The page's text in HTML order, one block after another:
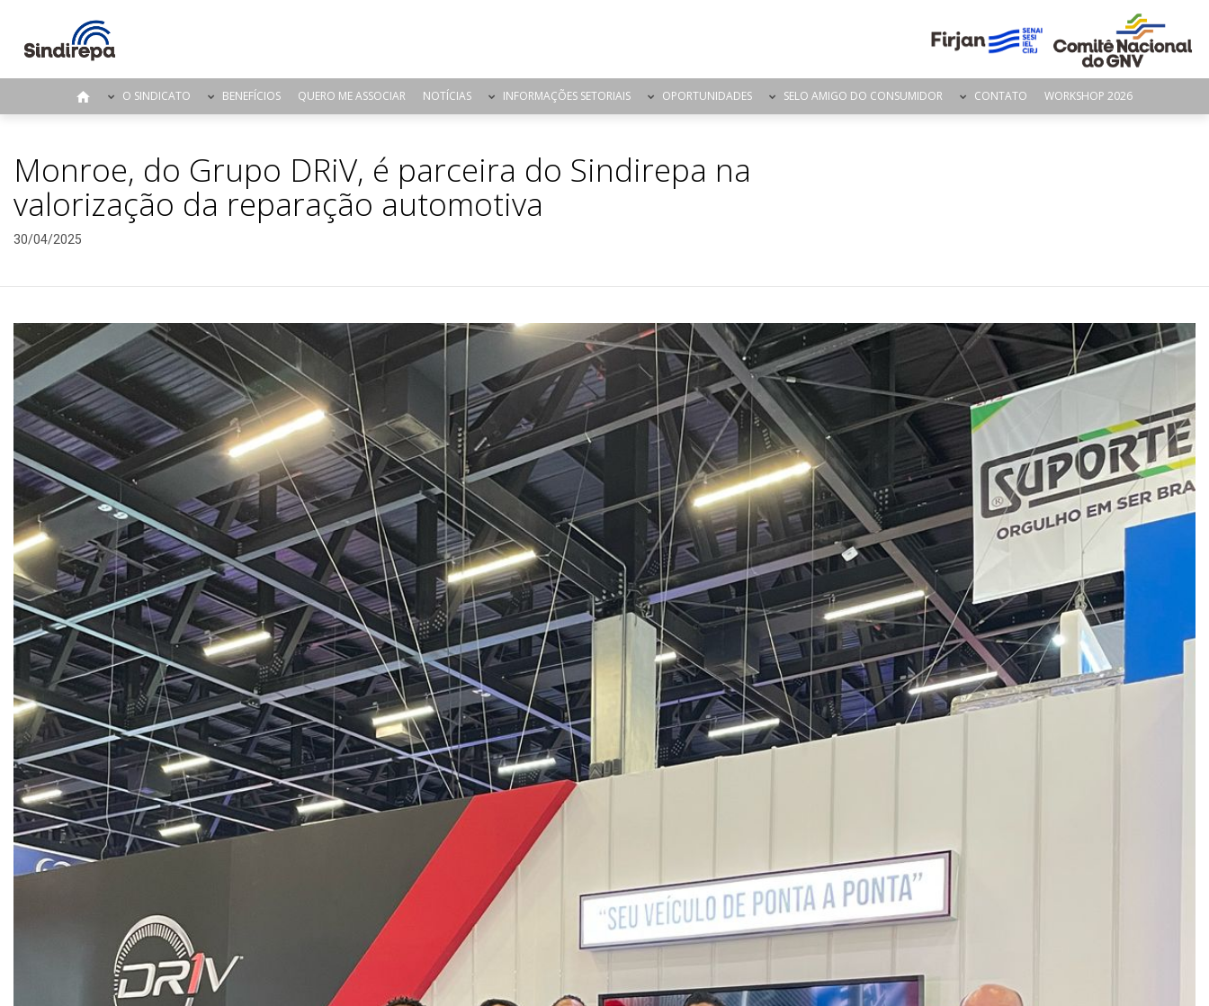
O SINDICATO BENEFÍCIOS QUERO ME ASSOCIAR NOTÍCIAS INFORMAÇÕES SETORIAIS OPORTUNIDADES SELO AMIGO DO CONSUMIDOR CONTATO WORKSHOP 2026
Monroe, do Grupo DRiV, é parceira do Sindirepa na
valorização da reparação automotiva
30/04/2025